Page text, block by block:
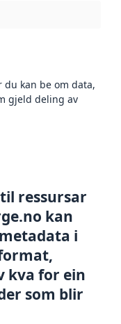
kan be om data,
gjeld deling av
ressursar
kan
i
kva for ein
som blir